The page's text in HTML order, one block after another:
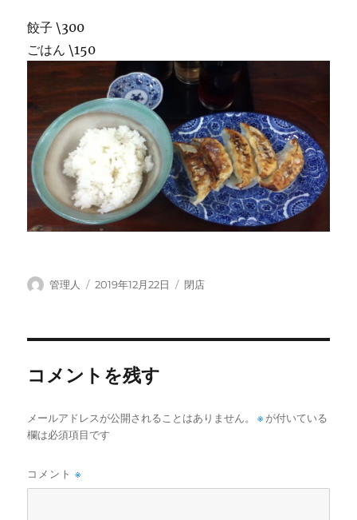
餃子 \300
ごはん \150
投
管理人
投
2019年12月22日
カ
閉店
コメントを残す
メールアドレスが公開されることはありません。 ※ が付いている
欄は必須項目です
コメント※